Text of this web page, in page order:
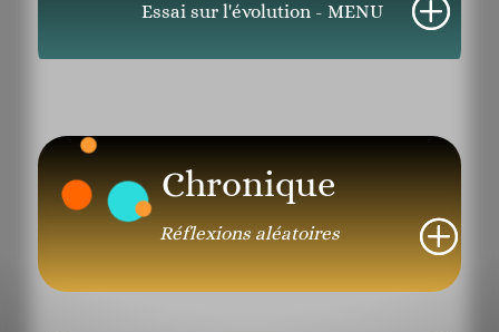
Essai sur l'évolution - MENU
Chronique
Réflexions aléatoires